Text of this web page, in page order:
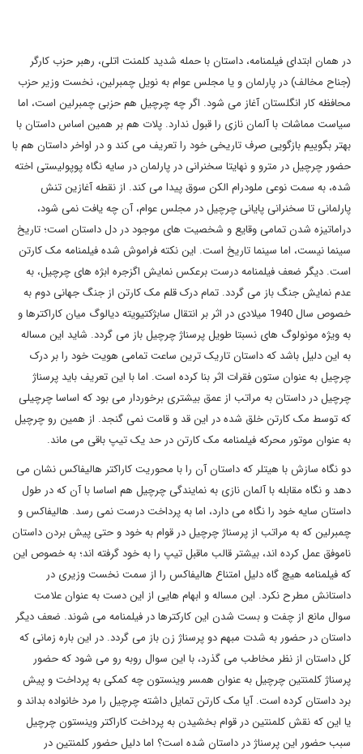
در همان ابتدای فیلمنامه، داستان با حمله شدید کلمنت اتلی، رهبر حزب کارگر
(جناح مخالف) در پارلمان و یا مجلس عوام به نویل چمبرلین، نخست وزیر حزب
محافظه کار انگلستان آغاز می شود. اگر چه چرچیل هم حزبی چمبرلین است، اما
سیاست مماشات با آلمان نازی را قبول ندارد. پلات هم بر همین اساس داستان با
بهتر بگوییم بازگویی صرف تاریخی خود را تعریف می کند و در اواخر داستان هم با
حضور چرچیل در مترو و نهایتا سخنرانی در پارلمان در سایه نگاه پوپولیستی اخته
شده، به سمت نوعی ملودرام الکن سوق پیدا می کند. از نقطه آغازین تنش
پارلمانی تا سخنرانی پایانی چرچیل در مجلس عوام، آن چه یافت نمی شود،
دراماتیزه شدن تمامی وقایع و شخصیت های موجود در دل داستان است؛ تاریخ
سینما نیست، اما سینما تاریخ است. این نکته فراموش شده فیلمنامه مک کارتن
است. دیگر ضعف فیلمنامه درست برعکس نمایش اگزجره ابژه های چرچیل، به
عدم نمایش جنگ باز می گردد. تمام درک قلم مک کارتن از جنگ جهانی دوم به
خصوص سال 1940 میلادی در اثر بر انتقال سابژکتیویته دیالوگ میان کاراکترها و
به ویژه مونولوگ های نسبتا طویل پرسناژ چرچیل باز می گردد. شاید این مساله
به این دلیل باشد که داستان تاریک ترین ساعت تمامی هویت خود را بر درک
چرچیل به عنوان ستون فقرات اثر بنا کرده است. اما با این تعریف باید پرسناژ
چرچیل در داستان به مراتب از عمق بیشتری برخوردار می بود که اساسا چرچیلی
که توسط مک کارتن خلق شده در این قد و قامت نمی گنجد. از همین رو چرچیل
به عنوان موتور محرکه فیلمنامه مک کارتن در حد یک تیپ باقی می ماند.
دو نگاه سازش با هیتلر که داستان آن را با محوریت کاراکتر هالیفاکس نشان می
دهد و نگاه مقابله با آلمان نازی به نمایندگی چرچیل هم اساسا با آن که در طول
داستان سایه خود را نگاه می دارد، اما به پرداخت درست نمی رسد. هالیفاکس و
چمبرلین که به مراتب از پرسناژ چرچیل در قوام به خود و حتی پیش بردن داستان
ناموفق عمل کرده اند، بیشتر قالب ماقبل تیپ را به خود گرفته اند؛ به خصوص این
که فیلمنامه هیچ گاه دلیل امتناع هالیفاکس را از سمت نخست وزیری در
داستانش مطرح نکرد. این مساله و ابهام هایی از این دست به عنوان علامت
سوال مانع از چفت و بست شدن این کارکترها در فیلمنامه می شوند. ضعف دیگر
داستان در حضور به شدت مبهم دو پرسناژ زن باز می گردد. در این باره زمانی که
کل داستان از نظر مخاطب می گذرد، با این سوال روبه رو می شود که حضور
پرسناژ کلمنتین چرچیل به عنوان همسر وینستون چه کمکی به پرداخت و پیش
برد داستان کرده است. آیا مک کارتن تمایل داشته چرچیل را مرد خانواده بداند و
یا این که نقش کلمنتین در قوام بخشیدن به پرداخت کاراکتر وینستون چرچیل
سبب حضور این پرسناژ در داستان شده است؟ اما دلیل حضور کلمنتین در